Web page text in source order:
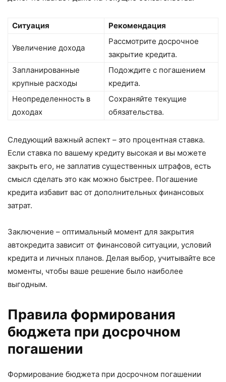
Ситуация Рекомендация
Увеличение дохода
Рассмотрите досрочное
закрытие кредита.
Запланированные
крупные расходы
Подождите с погашением
кредита.
Неопределенность в
доходах
Сохраняйте текущие
обязательства.
Следующий важный аспект – это процентная ставка.
Если ставка по вашему кредиту высокая и вы можете
закрыть его, не заплатив существенных штрафов, есть
смысл сделать это как можно быстрее. Погашение
кредита избавит вас от дополнительных финансовых
затрат.
Заключение – оптимальный момент для закрытия
автокредита зависит от финансовой ситуации, условий
кредита и личных планов. Делая выбор, учитывайте все
моменты, чтобы ваше решение было наиболее
выгодным.
Правила формирования
бюджета при досрочном
погашении
Формирование бюджета при досрочном погашении